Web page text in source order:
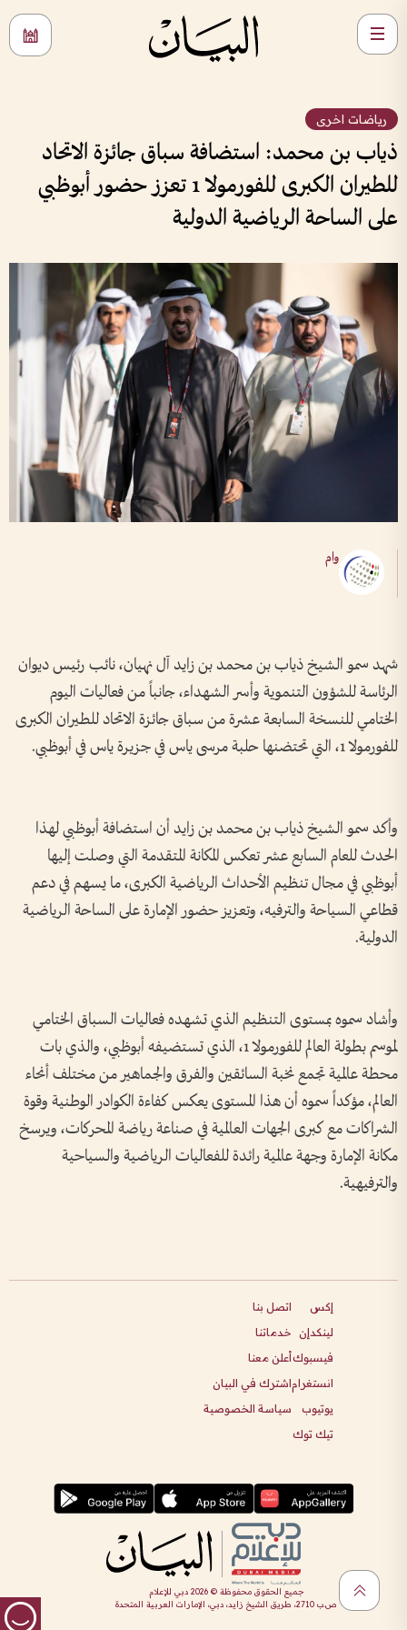
رياضات اخرى
ذياب بن محمد: استضافة سباق جائزة الاتحاد
للطيران الكبرى للفورمولا 1 تعزز حضور أبوظبي
على الساحة الرياضية الدولية
وام
شهد سمو الشيخ ذياب بن محمد بن زايد آل نهيان، نائب رئيس ديوان
الرئاسة للشؤون التنموية وأسر الشهداء، جانباً من فعاليات اليوم
الختامي للنسخة السابعة عشرة من سباق جائزة الاتحاد للطيران الكبرى
للفورمولا 1، التي تحتضنها حلبة مرسى ياس في جزيرة ياس في أبوظبي.
وأكد سمو الشيخ ذياب بن محمد بن زايد أن استضافة أبوظبي لهذا
الحدث للعام السابع عشر تعكس المكانة المتقدمة التي وصلت إليها
أبوظبي في مجال تنظيم الأحداث الرياضية الكبرى، ما يسهم في دعم
قطاعي السياحة والترفيه، وتعزيز حضور الإمارة على الساحة الرياضية
الدولية.
وأشاد سموه بمستوى التنظيم الذي تشهده فعاليات السباق الختامي
لموسم بطولة العالم للفورمولا 1، الذي تستضيفه أبوظبي، والذي بات
محطة عالمية تجمع نخبة السائقين والفرق والجماهير من مختلف أنحاء
العالم، مؤكداً سموه أن هذا المستوى يعكس كفاءة الكوادر الوطنية وقوة
الشراكات مع كبرى الجهات العالمية في صناعة رياضة المحركات، ويرسخ
مكانة الإمارة وجهة عالمية رائدة للفعاليات الرياضية والسياحية
والترفيهية.
إكس
لينكدإن
فيسبوك
انستغرام
يوتيوب
تيك توك
اتصل بنا
خدماتنا
أعلن معنا
اشترك في البيان
سياسة الخصوصية
جميع الحقوق محفوظة ©2026 دبي للإعلام
ص.ب 2710، طريق الشيخ زايد، دبي، الإمارات العربية المتحدة